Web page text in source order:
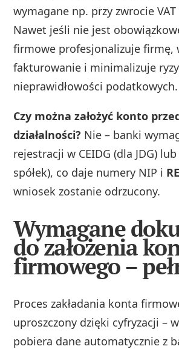
wymagane np. przy zwrocie VAT
Nawet jeśli nie jest
firmowe profesjonalizuje firmę,
fakturowanie i minimalizuje
nieprawidłowości podatkowych.
Czy można założyć konto
działalności? Nie – banki
rejestracji w CEIDG (dla JDG) lub
spółek), co daje numery NIP i
wniosek zostanie odrzucony.
Wymagane
do założenia
firmowego –
Proces zakładania konta
uproszczony dzięki cyfryzacji –
pobiera dane automatycznie z